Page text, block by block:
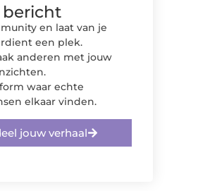
bericht
en laat van je
een plek.
anderen met jouw
waar echte
elkaar vinden.
jouw verhaal